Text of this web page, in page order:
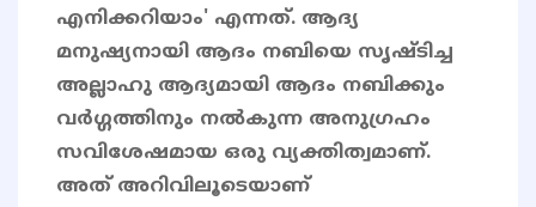
എനിക്കറിയാം' എന്നത്. ആദ്യ
മനുഷ്യനായി ആദം നബിയെ സൃഷ്ടിച്ച
അല്ലാഹു ആദ്യമായി ആദം നബിക്കും
വർഗ്ഗത്തിനും നൽകുന്ന അനുഗ്രഹം
സവിശേഷമായ ഒരു വ്യക്തിത്വമാണ്.
അത് അറിവിലൂടെയാണ്